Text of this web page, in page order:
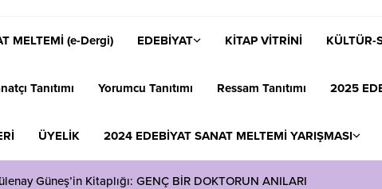
MELTEMİ (e-Dergi) EDEBİYAT KİTAP VİTRİNİ KÜLTÜR-
Tanıtımı Yorumcu Tanıtımı Ressam Tanıtımı 2025
ÜYELİK 2024 EDEBİYAT SANAT MELTEMİ YARIŞMASI
Güneş’in Kitaplığı: GENÇ BİR DOKTORUN ANILARI